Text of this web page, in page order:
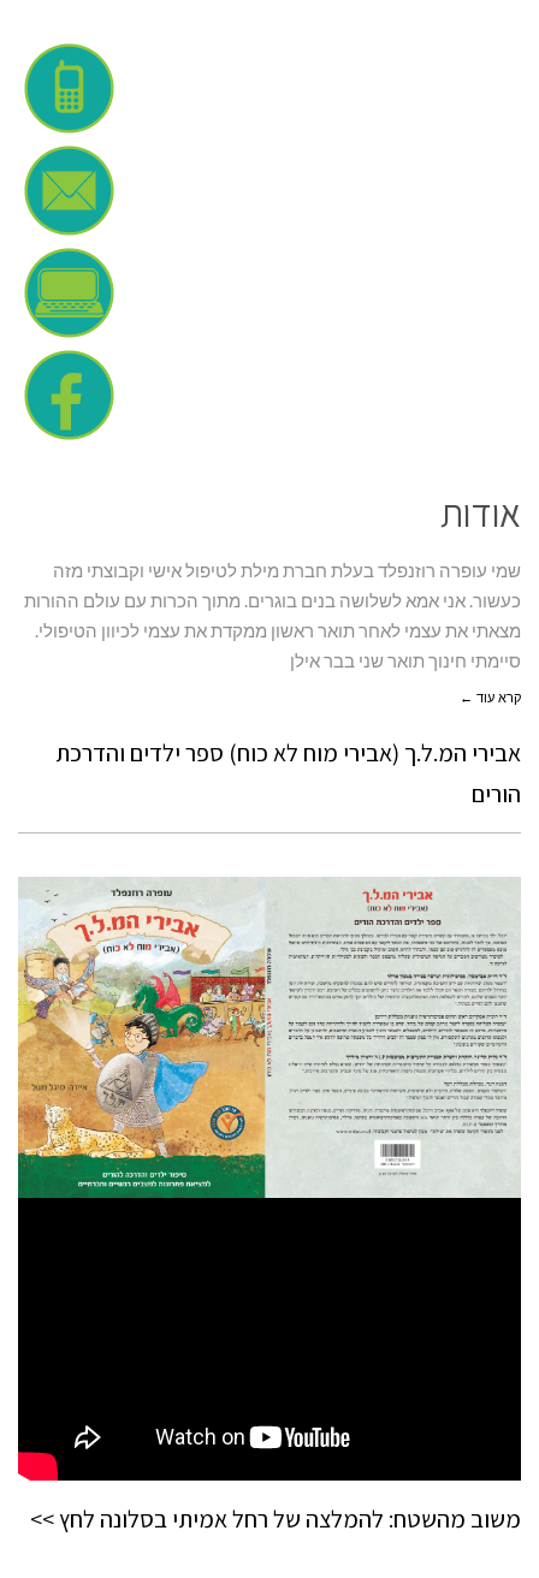
אודות
שמי עופרה רוזנפלד בעלת חברת מילת לטיפול אישי וקבוצתי מזה
כעשור. אני אמא לשלושה בנים בוגרים. מתוך הכרות עם עולם ההורות
מצאתי את עצמי לאחר תואר ראשון ממקדת את עצמי לכיוון הטיפולי.
סיימתי חינוך תואר שני בבר אילן
קרא עוד ←
אבירי המ.ל.ך (אבירי מוח לא כוח) ספר ילדים והדרכת
הורים
משוב מהשטח: להמלצה של רחל אמיתי בסלונה לחץ >>